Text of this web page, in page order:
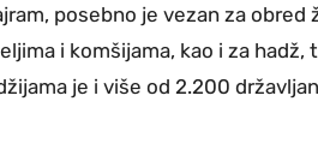
posebno je vezan za obred
i komšijama, kao i za hadž,
je i više od 2.200